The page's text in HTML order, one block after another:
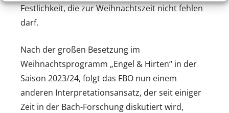
Festlichkeit, die zur Weihnachtszeit nicht fehlen
darf.
Nach der großen Besetzung im
Weihnachtsprogramm „Engel & Hirten“ in der
Saison 2023/24, folgt das FBO nun einem
anderen Interpretationsansatz, der seit einiger
Zeit in der Bach-Forschung diskutiert wird,